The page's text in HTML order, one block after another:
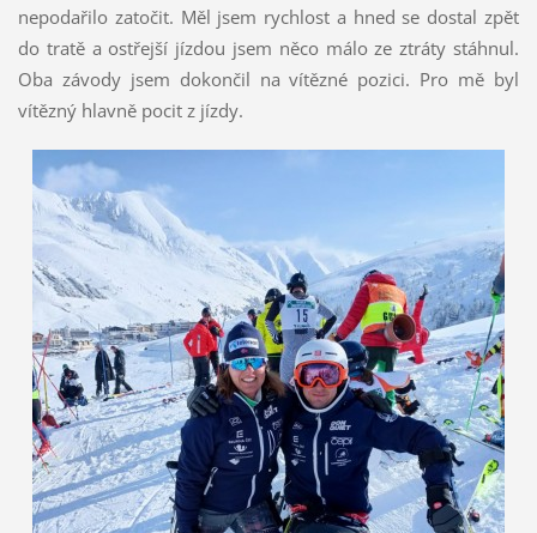
nepodařilo zatočit. Měl jsem rychlost a hned se dostal zpět
do tratě a ostřejší jízdou jsem něco málo ze ztráty stáhnul.
Oba závody jsem dokončil na vítězné pozici. Pro mě byl
vítězný hlavně pocit z jízdy.